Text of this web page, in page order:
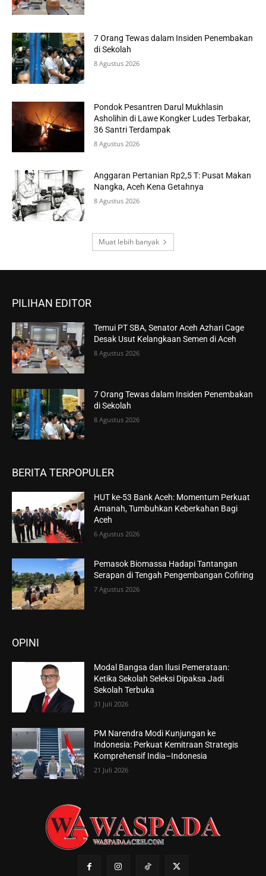
7 Orang Tewas dalam Insiden Penembakan
di Sekolah
8 Agustus 2026
Pondok Pesantren Darul Mukhlasin
Asholihin di Lawe Kongker Ludes Terbakar,
36 Santri Terdampak
8 Agustus 2026
Anggaran Pertanian Rp2,5 T: Pusat Makan
Nangka, Aceh Kena Getahnya
8 Agustus 2026
Muat lebih banyak
PILIHAN EDITOR
Temui PT SBA, Senator Aceh Azhari Cage
Desak Usut Kelangkaan Semen di Aceh
8 Agustus 2026
7 Orang Tewas dalam Insiden Penembakan
di Sekolah
8 Agustus 2026
BERITA TERPOPULER
HUT ke-53 Bank Aceh: Momentum Perkuat
Amanah, Tumbuhkan Keberkahan Bagi
Aceh
6 Agustus 2026
Pemasok Biomassa Hadapi Tantangan
Serapan di Tengah Pengembangan Cofiring
7 Agustus 2026
OPINI
Modal Bangsa dan Ilusi Pemerataan:
Ketika Sekolah Seleksi Dipaksa Jadi
Sekolah Terbuka
31 Juli 2026
PM Narendra Modi Kunjungan ke
Indonesia: Perkuat Kemitraan Strategis
Komprehensif India–Indonesia
21 Juli 2026